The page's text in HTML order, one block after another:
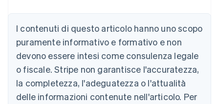
I contenuti di questo articolo hanno uno scopo
puramente informativo e formativo e non
devono essere intesi come consulenza legale
o fiscale. Stripe non garantisce l'accuratezza,
la completezza, l'adeguatezza o l'attualità
delle informazioni contenute nell'articolo. Per
English
DeutschEnglish
Belgio
Nederlands Français English
Brasile
PortuguêsEnglish
Bulgaria